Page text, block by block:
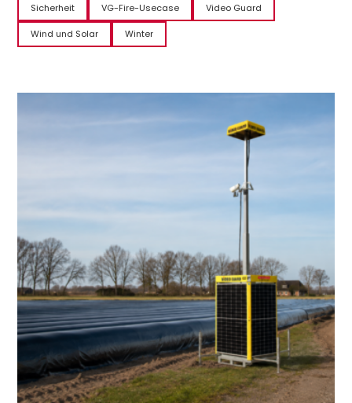
Sicherheit VG-Fire-Usecase Video Guard
Wind und Solar Winter